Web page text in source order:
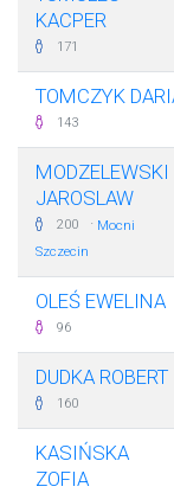
KACPER
171
TOMCZYK
143
MODZELEWSKI
JAROSLAW
200 · Mocni
Szczecin
OLEŚ EWELINA
96
DUDKA ROBERT
160
KASIŃSKA
ZOFIA